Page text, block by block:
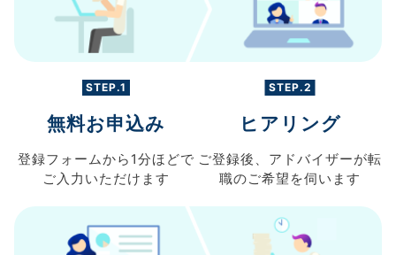
STEP.1
無料お申込み
登録フォームから 1分ほどで
ご入力 いただけます
STEP.2
ヒアリング
ご登録後、 アドバイザーが転
職のご希望を伺います